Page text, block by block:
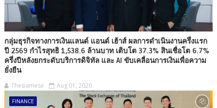
กลุ่มธุรกิจทางการเงินแลนด์ แอนด์ เฮ้าส์ ผลการดำเนินงานครึ่งแรก
ปี 2569 กำไรสุทธิ 1,538.6 ล้านบาท เติบโต 37.3% สินเชื่อโต 6.7%
ครึ่งปีหลังยกระดับบริการดิจิทัล และ AI ขับเคลื่อนการเงินเพื่อความ
ยั่งยืน
Thesiamese Aug 01, 2026
FINANCE